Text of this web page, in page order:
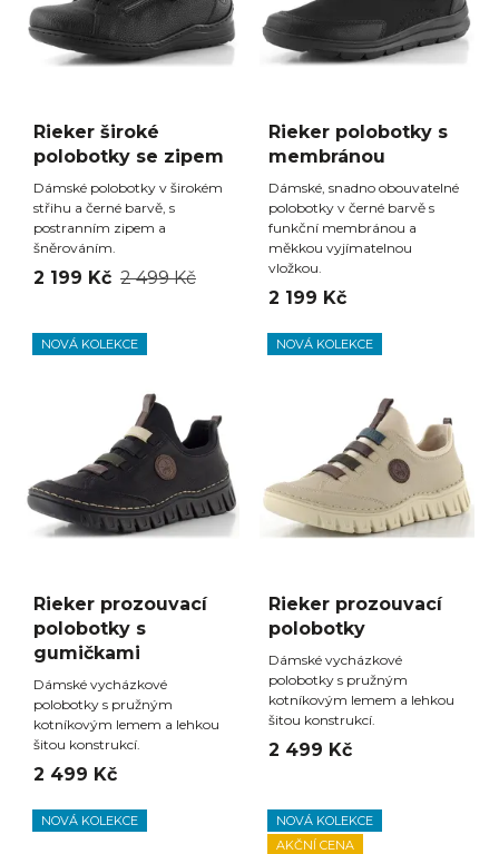
Rieker široké
polobotky se zipem
Dámské polobotky v širokém
střihu a černé barvě, s
postranním zipem a
šněrováním.
2 199 Kč 2 499 Kč
Rieker polobotky s
membránou
Dámské, snadno obouvatelné
polobotky v černé barvě s
funkční membránou a
měkkou vyjímatelnou
vložkou.
2 199 Kč
NOVÁ KOLEKCE
Rieker prozouvací
polobotky s
gumičkami
Dámské vycházkové
polobotky s pružným
kotníkovým lemem a lehkou
šitou konstrukcí.
2 499 Kč
NOVÁ KOLEKCE
Rieker prozouvací
polobotky
Dámské vycházkové
polobotky s pružným
kotníkovým lemem a lehkou
šitou konstrukcí.
2 499 Kč
NOVÁ KOLEKCE
NOVÁ KOLEKCE
AKČNÍ CENA